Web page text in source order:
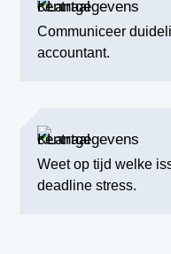
Communiceer
accountant.
Weet op tijd welke
deadline stress.